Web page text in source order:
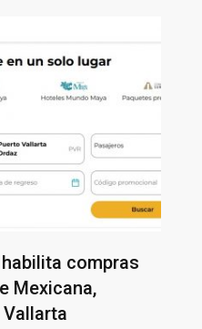
compras
Mexicana,